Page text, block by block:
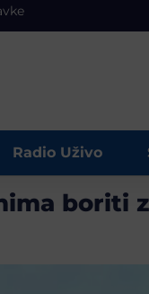
Radio Uživo
boriti